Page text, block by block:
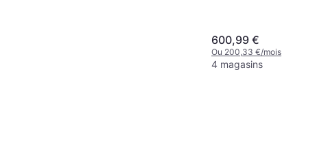
600,99 €
Ou 200,33 €/mois
4 magasins